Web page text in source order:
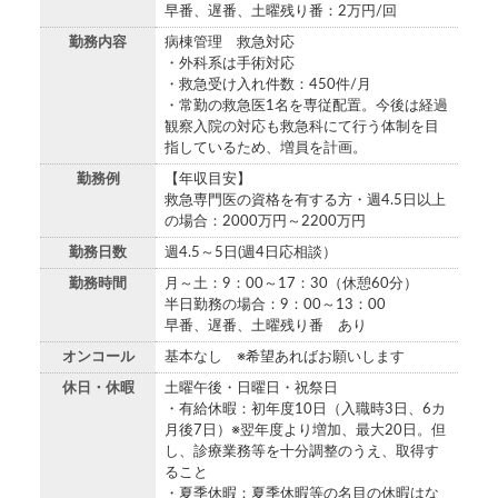
早番、遅番、土曜残り番：2万円/回
勤務内容
病棟管理 救急対応
・外科系は手術対応
・救急受け入れ件数：450件/月
・常勤の救急医1名を専従配置。今後は経過
観察入院の対応も救急科にて行う体制を目
指しているため、増員を計画。
勤務例
【年収目安】
救急専門医の資格を有する方・週4.5日以上
の場合：2000万円～2200万円
勤務日数 週4.5～5日(週4日応相談）
勤務時間
月～土：9：00～17：30（休憩60分）
半日勤務の場合：9：00～13：00
早番、遅番、土曜残り番 あり
オンコール 基本なし ※希望あればお願いします
休日・休暇
土曜午後・日曜日・祝祭日
・有給休暇：初年度10日（入職時3日、6カ
月後7日）※翌年度より増加、最大20日。但
し、診療業務等を十分調整のうえ、取得す
ること
・夏季休暇：夏季休暇等の名目の休暇はな